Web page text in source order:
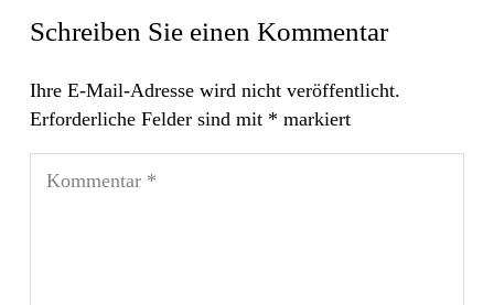
Schreiben Sie einen Kommentar
Ihre E-Mail-Adresse wird nicht veröffentlicht.
Erforderliche Felder sind mit * markiert